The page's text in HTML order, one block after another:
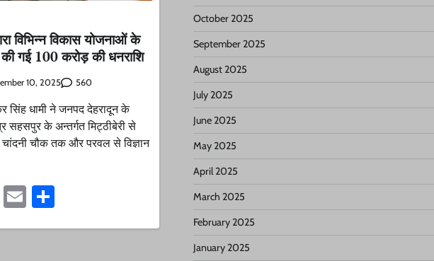
विभिन्न विकास योजनाओं के
गई 100 करोड़ की धनराशि
10, 2025 560
सिंह धामी ने जनपद देहरादून के
सहसपुर के अन्तर्गत मिट्ठीबेरी से
चौक तक और परवल से विज्ञान
EmailShare
October 2025
September 2025
August 2025
July 2025
June 2025
May 2025
April 2025
March 2025
February 2025
January 2025